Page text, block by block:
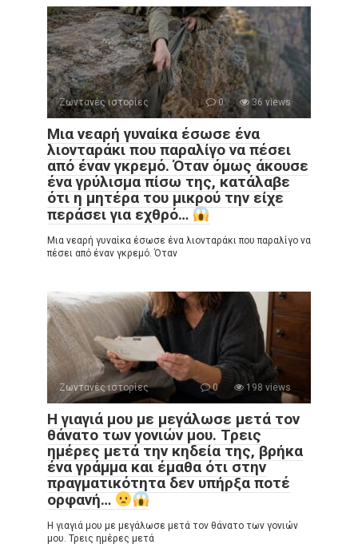
Ζωντανές ιστορίες 0 36 views
Μια νεαρή γυναίκα έσωσε ένα
λιονταράκι που παραλίγο να πέσει
από έναν γκρεμό. Όταν όμως άκουσε
ένα γρύλισμα πίσω της, κατάλαβε
ότι η μητέρα του μικρού την είχε
περάσει για εχθρό…
Μια νεαρή γυναίκα έσωσε ένα λιονταράκι που παραλίγο να
πέσει από έναν γκρεμό. Όταν
Ζωντανές ιστορίες 0 198 views
Η γιαγιά μου με μεγάλωσε μετά τον
θάνατο των γονιών μου. Τρεις
ημέρες μετά την κηδεία της, βρήκα
ένα γράμμα και έμαθα ότι στην
πραγματικότητα δεν υπήρξα ποτέ
ορφανή…
Η γιαγιά μου με μεγάλωσε μετά τον θάνατο των γονιών
μου. Τρεις ημέρες μετά